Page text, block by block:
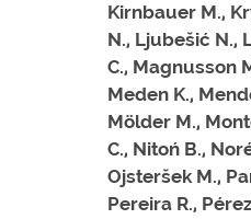
Kirnbauer M.,
N., Ljubešić N.,
C., Magnusson
Meden K.,
Mölder M.,
C., Nitoń B.,
Ojsteršek M.,
Pereira R.,